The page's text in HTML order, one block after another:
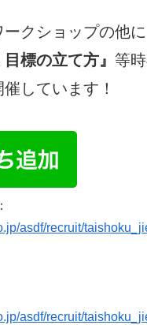
ークショップの他に
標の立て方』 等
しています！
asdf/recruit/
asdf/recruit/